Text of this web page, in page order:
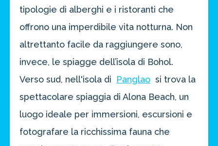
tipologie di alberghi e i ristoranti che
offrono una imperdibile vita notturna. Non
altrettanto facile da raggiungere sono,
invece, le spiagge dell’isola di Bohol.
Verso sud, nell'isola di
Panglao si trova la
spettacolare spiaggia di Alona Beach, un
luogo ideale per immersioni, escursioni e
fotografare la ricchissima fauna che